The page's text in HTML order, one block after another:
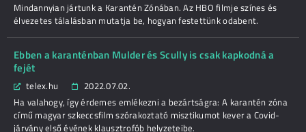
Mindannyian jártunk a Karantén Zónában. Az HBO filmje színes és
élvezetes tálalásban mutatja be, hogyan festettünk odabent.
Ebben a karanténban Mulder és Scully is csak kapkodná a
fejét
telex.hu
2022.07.02.
Ha valahogy, így érdemes emlékezni a bezártságra: A karantén zóna
című magyar szkeccsfilm szórakoztató misztikumot kever a Covid-
járvány első évének klausztrofób helyzeteibe.